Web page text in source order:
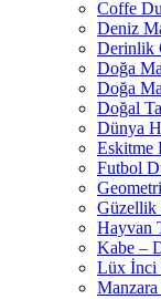
Coffe
Deniz
Derinlik
Doğa
Doğa
Doğal
Dünya
Eskitme
Futbol
Güzellik
Hayvan
Kabe –
Lüx İnci
Manzara